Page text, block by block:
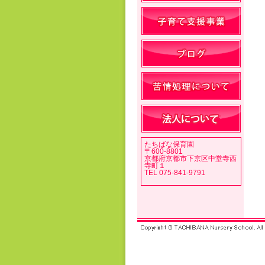
たちばな保育園
〒600-8801
京都府京都市下京区中堂寺西
寺町１
TEL 075-841-9791